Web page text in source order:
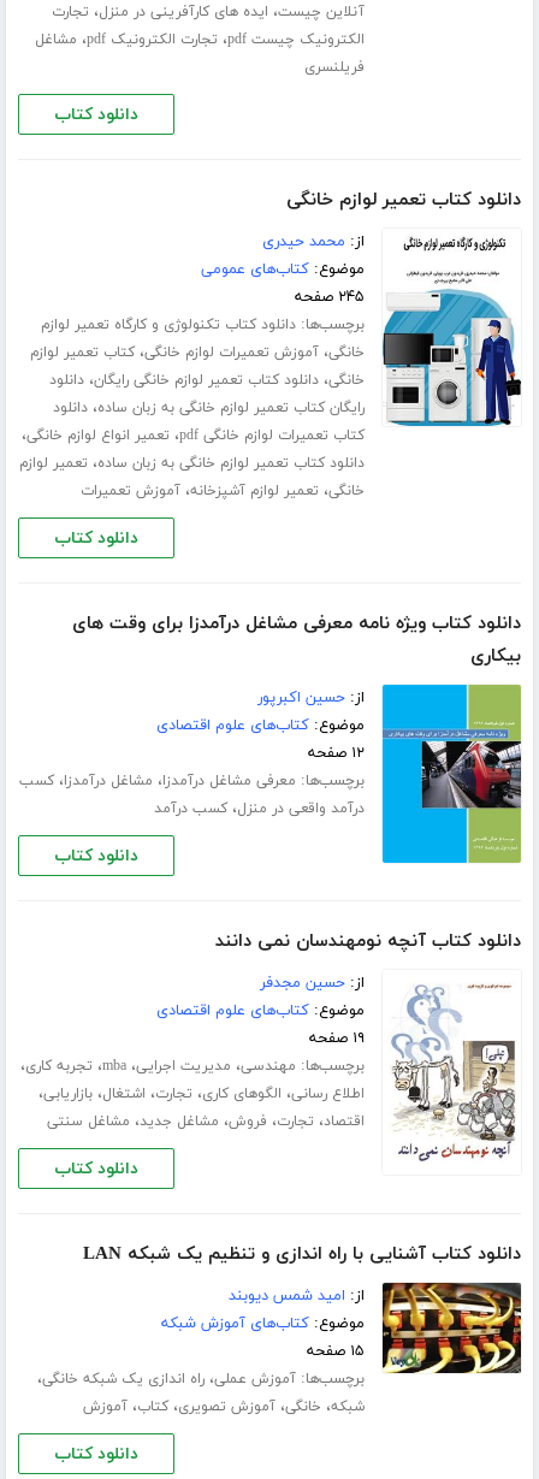
آنلاین چیست، ایده های کارآفرینی در منزل، تجارت
الکترونیک چیست pdf
، تجارت الکترونیک pdf ، مشاغل
فریلنسری
دانلود کتاب
دانلود کتاب تعمیر لوازم خانگی
از: محمد حیدری
موضوع:کتاب‌های عمومی
۲۴۵ صفحه
برچسب‌ها:دانلود کتاب تکنولوژی و کارگاه تعمیر لوازم
خانگی،آموزش تعمیرات لوازم خانگی،کتاب تعمیر لوازم
خانگی،دانلود کتاب تعمیر لوازم خانگی رایگان،دانلود
رایگان کتاب تعمیر لوازم خانگی به زبان ساده،دانلود
کتاب تعمیرات لوازم خانگی pdf
، تعمیر انواع لوازم خانگی،
دانلود کتاب تعمیر لوازم خانگی به زبان ساده، تعمیر لوازم
خانگی، تعمیر لوازم آشپزخانه،آموزش تعمیرات
دانلود کتاب
دانلود کتاب ویژه نامه معرفی مشاغل درآمدزا برای وقت های
بیکاری
از:حسین اکبرپور
موضوع:کتاب‌های علوم اقتصادی
۱۲ صفحه
برچسب‌ها: معرفی مشاغل درآمدزا، مشاغل درآمدزا،کسب
درآمد واقعی در منزل،کسب درآمد
دانلود کتاب
دانلود کتاب آنچه نومهندسان نمی دانند
از:حسین مجدفر
موضوع:کتاب‌های علوم اقتصادی
۱۹ صفحه
برچسب‌ها: مهندسی، مدیریت اجرایی،mba، تجربه کاری،
اطلاع رسانی، الگوهای کاری، تجارت، اشتغال،بازاریابی،
اقتصاد، تجارت، فروش، مشاغل جدید، مشاغل سنتی
دانلود کتاب
دانلود کتاب آشنایی با راه اندازی و تنظیم یک شبکه LAN
از: امید شمس دیوبند
موضوع:کتاب‌های آموزش شبکه
۱۵ صفحه
برچسب‌ها:آموزش عملی،راه اندازی یک شبکه خانگی،
شبکه، خانگی،آموزش تصویری،کتاب،آموزش
دانلود کتاب